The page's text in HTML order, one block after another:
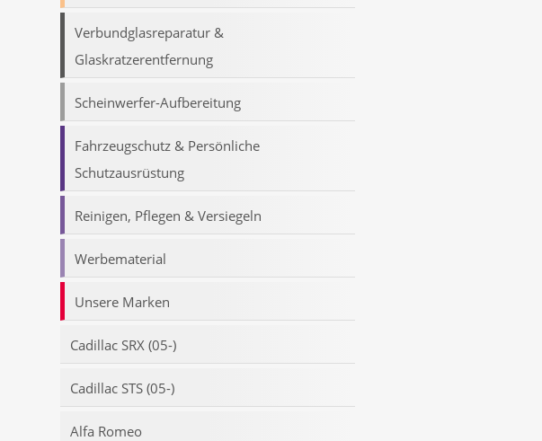
Verbundglasreparatur &
Glaskratzerentfernung
Scheinwerfer-Aufbereitung
Fahrzeugschutz & Persönliche
Schutzausrüstung
Reinigen, Pflegen & Versiegeln
Werbematerial
Unsere Marken
Cadillac SRX (05-)
Cadillac STS (05-)
Alfa Romeo